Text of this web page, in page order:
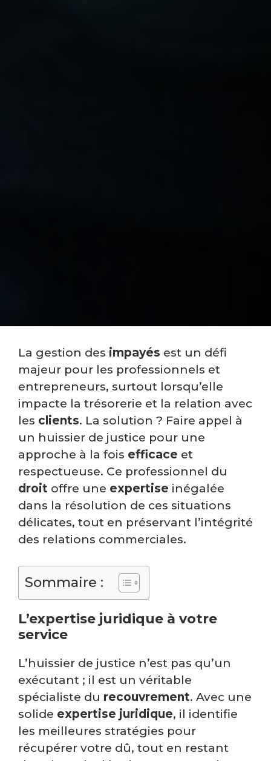
La gestion des impayés est un défi
majeur pour les professionnels et
entrepreneurs, surtout lorsqu’elle
impacte la trésorerie et la relation avec
les clients. La solution ? Faire appel à
un huissier de justice pour une
approche à la fois efficace et
respectueuse. Ce professionnel du
droit offre une expertise inégalée
dans la résolution de ces situations
délicates, tout en préservant l’intégrité
des relations commerciales.
Sommaire :
L’expertise juridique à votre
service
L’huissier de justice n’est pas qu’un
exécutant ; il est un véritable
spécialiste du recouvrement. Avec une
solide expertise juridique, il identifie
les meilleures stratégies pour
récupérer votre dû, tout en restant